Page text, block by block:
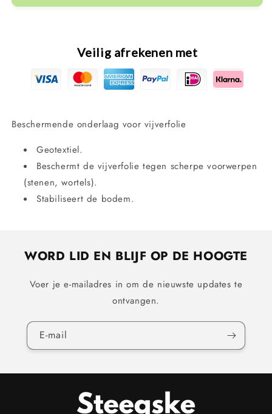
Folie
Folie
2
m
Veilig afrekenen met
Beschermende onderlaag voor vijverfolie
Geotextiel.
Beschermt de vijverfolie tegen scherpe voorwerpen
(stenen, wortels).
Stabiliseert de bodem.
WORD LID EN BLIJF OP DE HOOGTE
Voer je e-mailadres in om de nieuwste updates te
ontvangen.
E‑mail